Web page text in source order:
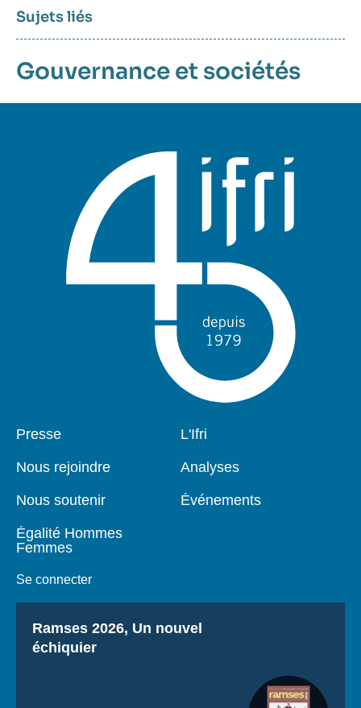
Sujets liés
Gouvernance et sociétés
Pied
Presse
Nous rejoindre
Nous soutenir
Égalité Hommes
Femmes
Se connecter
Navigation
L'Ifri
Analyses
Événements
Titre
Ramses 2026, Un nouvel
échiquier